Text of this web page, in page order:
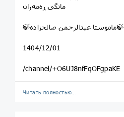
مانگی ڕەمەزان
🍃ماموستا عبدالرحمن صالحزاده🍃
1404/12/01
/channel/+O6UJ8nfFqOFgpaKE
Читать полностью…